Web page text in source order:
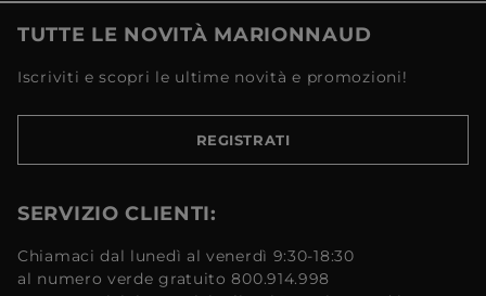
TUTTE LE NOVITÀ MARIONNAUD
Iscriviti e scopri le ultime novità e promozioni!
REGISTRATI
SERVIZIO CLIENTI:
Chiamaci dal lunedì al venerdì 9:30-18:30
al numero verde gratuito 800.914.998